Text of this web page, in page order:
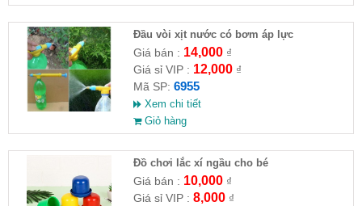
Đầu vòi xịt nước có bơm áp lực
Giá bán : 14,000₫
Giá sỉ VIP : 12,000₫
Mã SP: 6955
Xem chi tiết
Giỏ hàng
Đồ chơi lắc xí ngầu cho bé
Giá bán : 10,000₫
Giá sỉ VIP : 8,000₫